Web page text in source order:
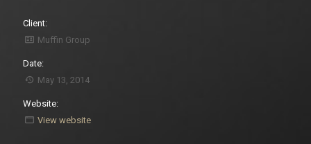
Client:
Muffin Group
Date:
May 13, 2014
Website:
View website